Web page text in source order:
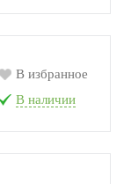
В избранное
В наличии